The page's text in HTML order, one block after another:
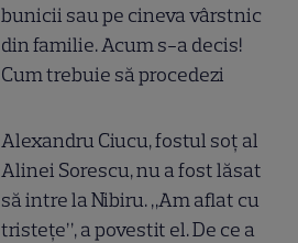
bunicii sau pe cineva vârstnic
din familie. Acum s-a decis!
Cum trebuie să procedezi
Alexandru Ciucu, fostul soț al
Alinei Sorescu, nu a fost lăsat
să intre la Nibiru. „Am aflat cu
tristețe”, a povestit el. De ce a